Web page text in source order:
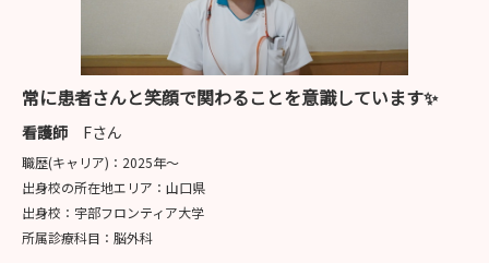
常に患者さんと笑顔で関わることを意識しています✨
看護師 Fさん
職歴(キャリア)： 2025年〜
出身校の所在地エリア： 山口県
出身校： 宇部フロンティア大学
所属診療科目： 脳外科